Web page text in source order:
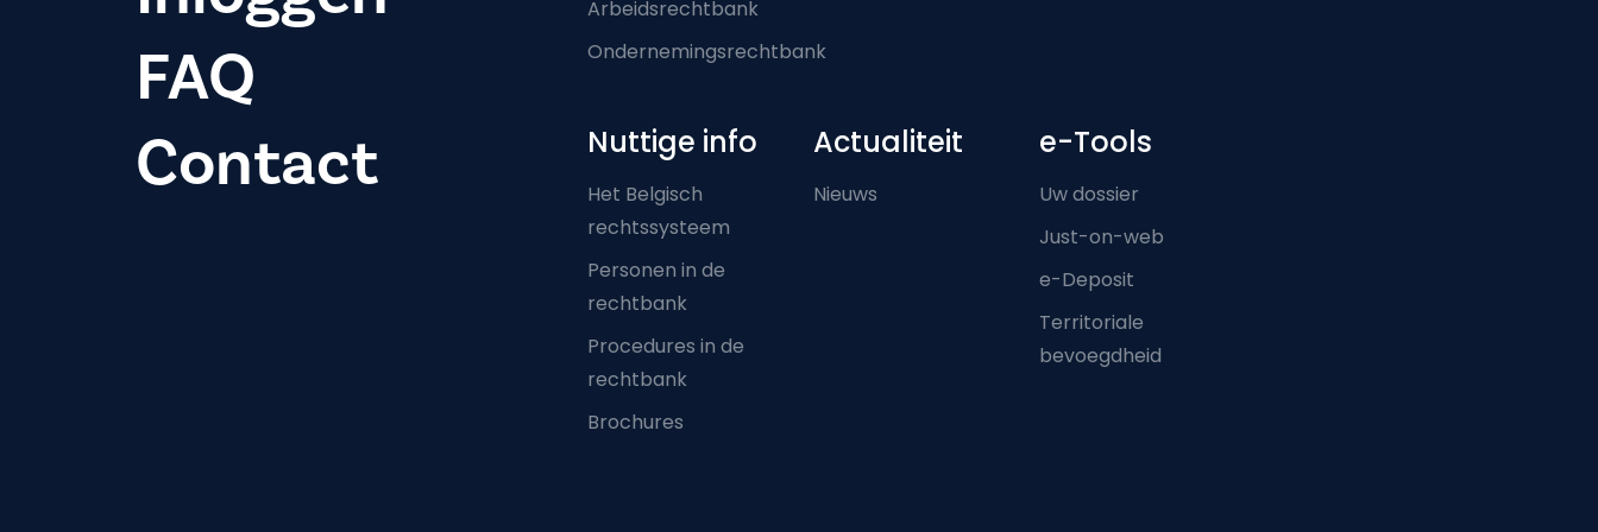
FAQ
Contact
Arbeidsrechtbank
Ondernemingsrechtbank
Nuttige info
Het Belgisch
rechtssysteem
Personen in de
rechtbank
Procedures in de
rechtbank
Brochures
Actualiteit
Nieuws
e-Tools
Uw dossier
Just-on-web
e-Deposit
Territoriale
bevoegdheid